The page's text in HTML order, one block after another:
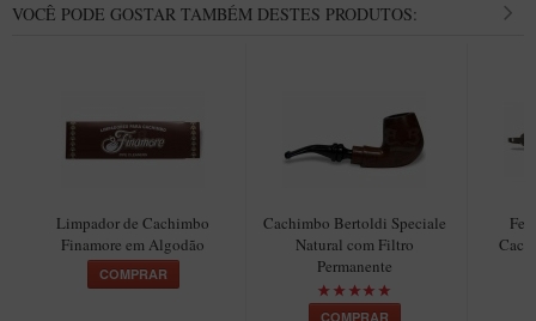
Suportes
Filtros
VOCÊ PODE GOSTAR TAMBÉM DESTES PRODUTOS:
Limpador de Cachimbo
Finamore em Algodão
COMPRAR
Cachimbo Bertoldi Speciale
Natural com Filtro
Permanente
COMPRAR